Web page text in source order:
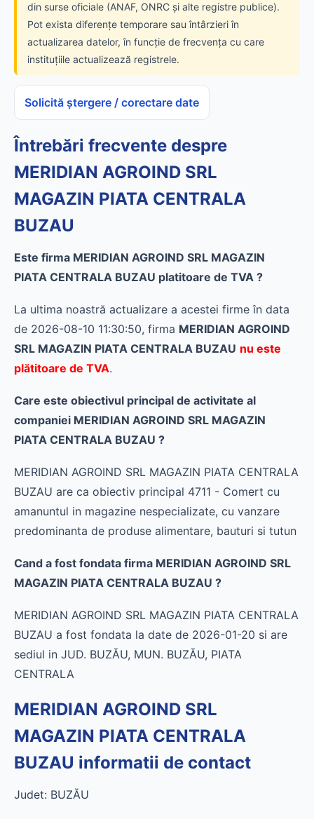
din surse oficiale (ANAF, ONRC și alte registre publice).
Pot exista diferențe temporare sau întârzieri în
actualizarea datelor, în funcție de frecvența cu care
instituțiile actualizează registrele.
Solicită ștergere / corectare date
Întrebări frecvente despre
MERIDIAN AGROIND SRL
MAGAZIN PIATA CENTRALA
BUZAU
Este firma MERIDIAN AGROIND SRL MAGAZIN
PIATA CENTRALA BUZAU platitoare de TVA ?
La ultima noastră actualizare a acestei firme în data
de 2026-08-10 11:30:50, firma MERIDIAN AGROIND
SRL MAGAZIN PIATA CENTRALA BUZAU nu este
plătitoare de TVA.
Care este obiectivul principal de activitate al
companiei MERIDIAN AGROIND SRL MAGAZIN
PIATA CENTRALA BUZAU ?
MERIDIAN AGROIND SRL MAGAZIN PIATA CENTRALA
BUZAU are ca obiectiv principal 4711 - Comert cu
amanuntul in magazine nespecializate, cu vanzare
predominanta de produse alimentare, bauturi si tutun
Cand a fost fondata firma MERIDIAN AGROIND SRL
MAGAZIN PIATA CENTRALA BUZAU ?
MERIDIAN AGROIND SRL MAGAZIN PIATA CENTRALA
BUZAU a fost fondata la date de 2026-01-20 si are
sediul in JUD. BUZĂU, MUN. BUZĂU, PIATA
CENTRALA
MERIDIAN AGROIND SRL
MAGAZIN PIATA CENTRALA
BUZAU informatii de contact
Judet: BUZĂU